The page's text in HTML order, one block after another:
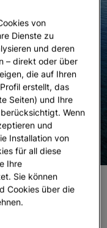
der Iberostar-
zum
von
Dienste zu
und deren
– direkt oder über
die auf Ihren
erstellt, das
Seiten) und Ihre
Wenn
und
Installation von
für all diese
Ihre
Sie können
Cookies über die